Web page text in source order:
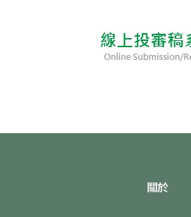
關於